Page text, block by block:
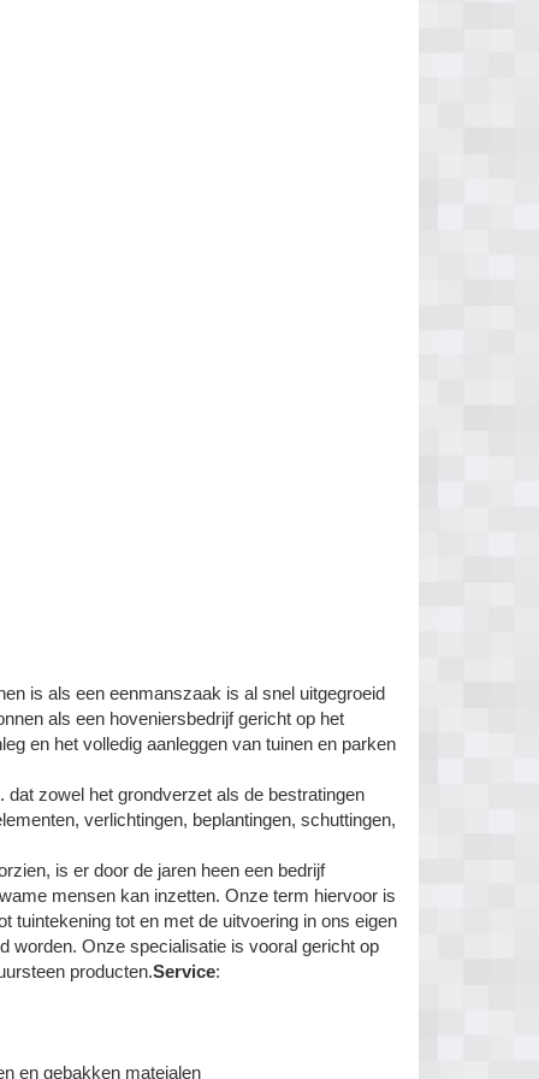
is als een eenmanszaak is al snel uitgegroeid
als een hoveniersbedrijf gericht op het
en het volledig aanleggen van tuinen en parken
zowel het grondverzet als de bestratingen
verlichtingen, beplantingen, schuttingen,
is er door de jaren heen een bedrijf
mensen kan inzetten. Onze term hiervoor is
tuintekening tot en met de uitvoering in ons eigen
worden. Onze specialisatie is vooral gericht op
producten.Service:
en gebakken mateialen